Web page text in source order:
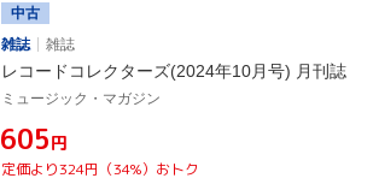
中古
雑誌
雑誌
レコードコレクターズ(2024年10月号) 月刊誌
ミュージック・マガジン
¥605円
定価より324円（34%）おトク